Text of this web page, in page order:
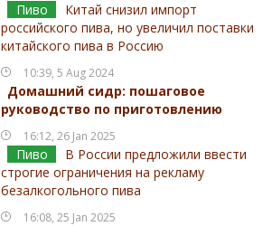
Пиво
Китай снизил импорт
российского пива, но увеличил поставки
китайского пива в Россию
10:39, 5 Aug 2024
Домашний сидр: пошаговое
руководство по приготовлению
16:12, 26 Jan 2025
Пиво
В России предложили ввести
строгие ограничения на рекламу
безалкогольного пива
16:08, 25 Jan 2025